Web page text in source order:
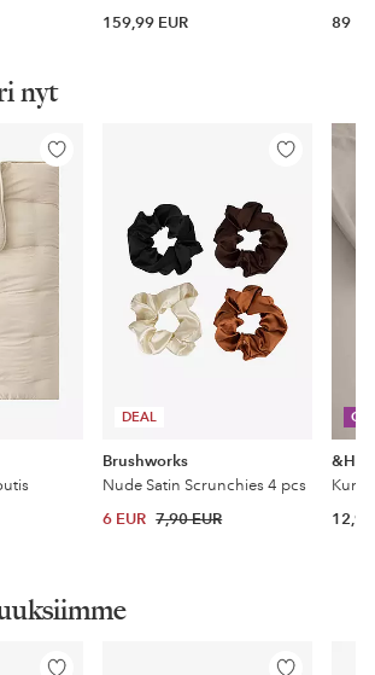
159,99 EUR
89
nyt
Lisää
DEAL
Lisää
Brushworks
Nude Satin Scrunchies 4 pcs
6 EUR 7,90 EUR 12,99